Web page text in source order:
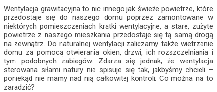
Wentylacja grawitacyjna to nic innego jak świeże powietrze, które
przedostaje się do naszego domu poprzez zamontowane w
niektórych pomieszczeniach kratki wentylacyjne, a stare, zużyte
powietrze z naszego mieszkania przedostaje się tą samą drogą
na zewnątrz. Do naturalnej wentylacji zaliczamy także wietrzenie
domu za pomocą otwierania okien, drzwi, ich rozszczelniania i
tym podobnych zabiegów. Zdarza się jednak, że wentylacja
sterowana siłami natury nie spisuje się tak, jakbyśmy chcieli –
poniekąd nie mamy nad nią całkowitej kontroli. Co można na to
zaradzić?